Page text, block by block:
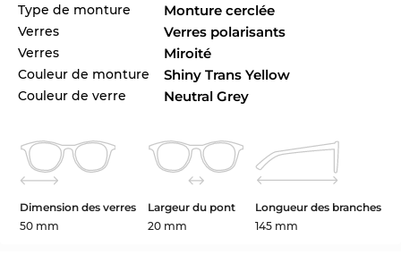
sa collection pour 2024. Le Hiehie est aussi
disponible dans autres styles des collectionnes de
la marque Maui Jim de 2023 et 2024 à la boutique
d’Edel-Optics en ligne.
est un véritable multi
Avec lamonture intégralevous soulignez avec ce
modèle parfaitement que vous risquez le tout
pour le tout. Chez toutes les lunettes de soleil
dans notre boutique, vous pouvez compter sur la
protection
sous garantie. La polarisation ou
Type de monture Monture cerclée
Verres Verres polarisants
Verres Miroité
Couleur de monture Shiny Trans Yellow
Couleur de verre Neutral Grey
Dimension des verres
50 mm
Largeur du pont
20 mm
Longueur des branches
145 mm